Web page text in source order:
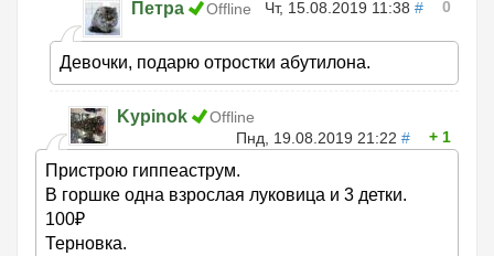
Петра Offline Чт, 15.08.2019 11:38 # 0
Девочки, подарю отростки абутилона.
Kypinok
Offline
Пнд, 19.08.2019 21:22 # 1
Пристрою гиппеаструм.
В горшке одна взрослая луковица и 3 детки.
100₽
Терновка.